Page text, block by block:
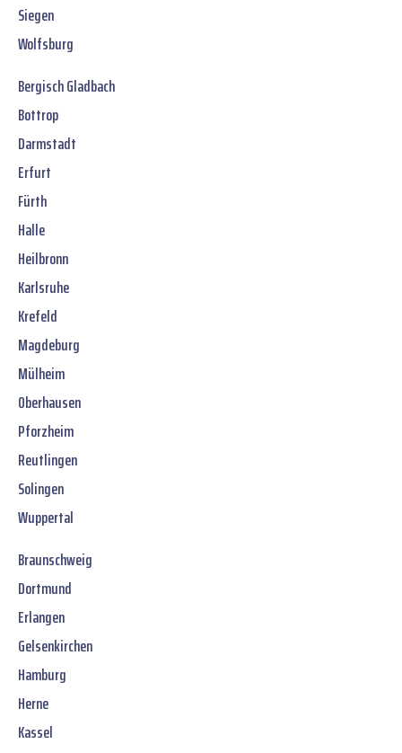
Siegen
Wolfsburg
Bergisch Gladbach
Bottrop
Darmstadt
Erfurt
Fürth
Halle
Heilbronn
Karlsruhe
Krefeld
Magdeburg
Mülheim
Oberhausen
Pforzheim
Reutlingen
Solingen
Wuppertal
Braunschweig
Dortmund
Erlangen
Gelsenkirchen
Hamburg
Herne
Kassel